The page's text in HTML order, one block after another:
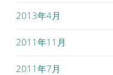
2013年4月
2011年11月
2011年7月